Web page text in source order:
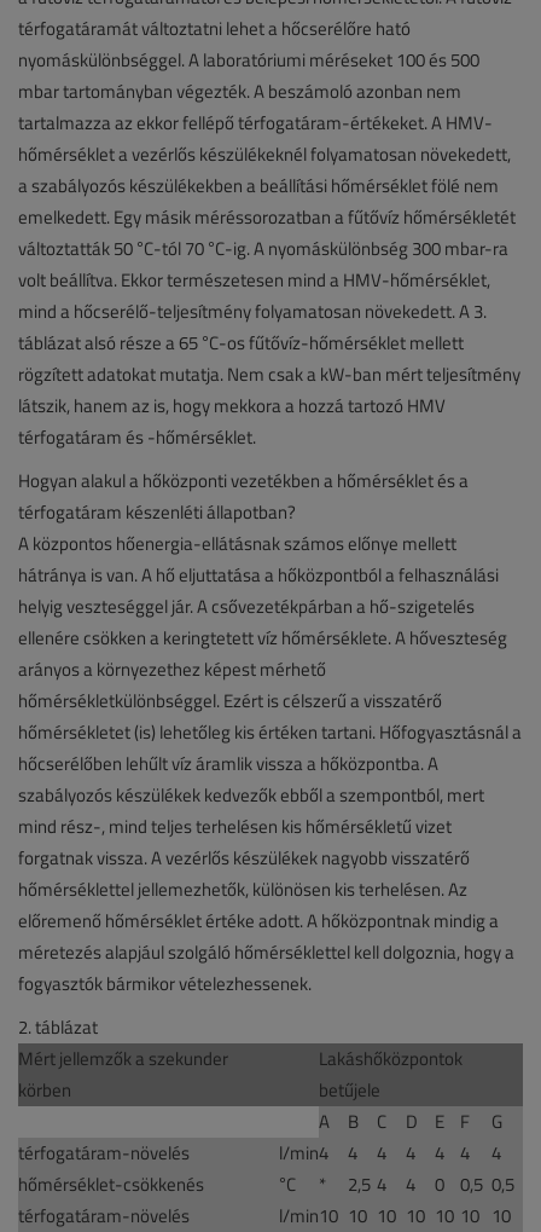
térfogatáramát változtatni lehet a hőcserélőre ható
nyomáskülönbséggel. A laboratóriumi méréseket 100 és 500
mbar tartományban végezték. A beszámoló azonban nem
tartalmazza az ekkor fellépő térfogatáram-értékeket. A HMV-
hőmérséklet a vezérlős készülékeknél folyamatosan növekedett,
a szabályozós készülékekben a beállítási hőmérséklet fölé nem
emelkedett. Egy másik méréssorozatban a fűtővíz hőmérsékletét
változtatták 50 °C-tól 70 °C-ig. A nyomáskülönbség 300 mbar-ra
volt beállítva. Ekkor természetesen mind a HMV-hőmérséklet,
mind a hőcserélő-teljesítmény folyamatosan növekedett. A 3.
táblázat alsó része a 65 °C-os fűtővíz-hőmérséklet mellett
rögzített adatokat mutatja. Nem csak a kW-ban mért teljesítmény
látszik, hanem az is, hogy mekkora a hozzá tartozó HMV
térfogatáram és -hőmérséklet.
Hogyan alakul a hőközponti vezetékben a hőmérséklet és a
térfogatáram készenléti állapotban?
A központos hőenergia-ellátásnak számos előnye mellett
hátránya is van. A hő eljuttatása a hőközpontból a felhasználási
helyig veszteséggel jár. A csővezetékpárban a hő-szigetelés
ellenére csökken a keringtetett víz hőmérséklete. A hőveszteség
arányos a környezethez képest mérhető
hőmérsékletkülönbséggel. Ezért is célszerű a visszatérő
hőmérsékletet (is) lehetőleg kis értéken tartani. Hőfogyasztásnál a
hőcserélőben lehűlt víz áramlik vissza a hőközpontba. A
szabályozós készülékek kedvezők ebből a szempontból, mert
mind rész-, mind teljes terhelésen kis hőmérsékletű vizet
forgatnak vissza. A vezérlős készülékek nagyobb visszatérő
hőmérséklettel jellemezhetők, különösen kis terhelésen. Az
előremenő hőmérséklet értéke adott. A hőközpontnak mindig a
méretezés alapjául szolgáló hőmérséklettel kell dolgoznia, hogy a
fogyasztók bármikor vételezhessenek.
2. táblázat
Mért jellemzők a szekunder
körben
Lakáshőközpontok
betűjele
A
B C D E F
G
térfogatáram-növelés
l/min4 4 4 4 4 4
4
hőmérséklet-csökkenés
°C * 2,5 4 4 0 0,5 0,5
térfogatáram-növelés
l/min10 10 10 10 10 10 10